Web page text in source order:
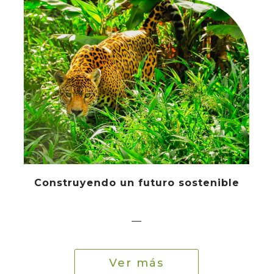
Construyendo un futuro sostenible
—
Ver más